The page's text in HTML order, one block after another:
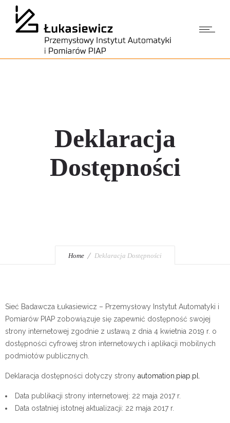
Deklaracja
Dostępności
Home Deklaracja Dostępności
Sieć Badawcza Łukasiewicz – Przemysłowy Instytut Automatyki i
Pomiarów PIAP zobowiązuje się zapewnić dostępność swojej
strony internetowej zgodnie z ustawą z dnia 4 kwietnia 2019 r. o
dostępności cyfrowej stron internetowych i aplikacji mobilnych
podmiotów publicznych.
Deklaracja dostępności dotyczy strony automation.piap.pl
Data publikacji strony internetowej: 22 maja 2017 r.
Data ostatniej istotnej aktualizacji: 22 maja 2017 r.